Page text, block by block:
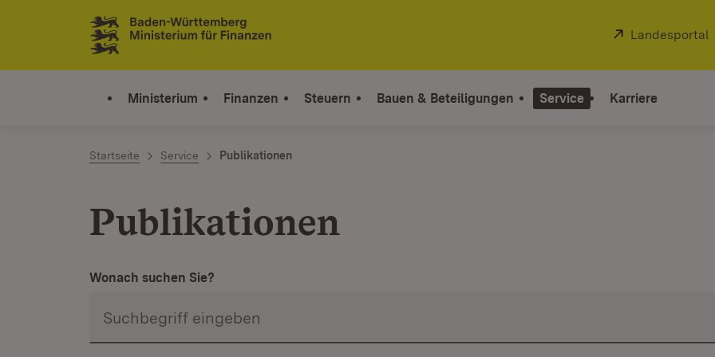
Zum Inhalt springen
Link zur Startseite
Extern:
Landesportal
Ministerium Finanzen Steuern Bauen & Beteiligungen Service Karriere
Startseite Service Publikationen
Publikationen
Wonach suchen Sie?